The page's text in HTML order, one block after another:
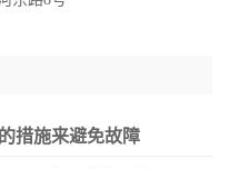
措施来避免故障